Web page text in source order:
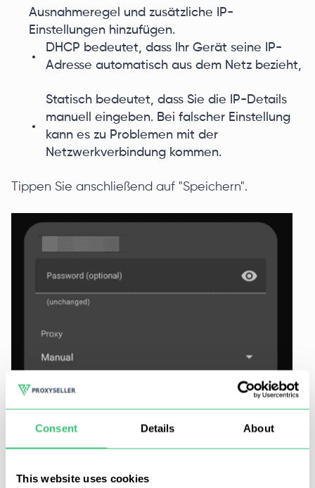
Consent Details About
This website uses cookies
Ausnahmeregel und zusätzliche IP-
Einstellungen hinzufügen.
DHCP bedeutet, dass Ihr Gerät seine IP-
Adresse automatisch aus dem Netz bezieht,
Statisch bedeutet, dass Sie die IP-Details
manuell eingeben. Bei falscher Einstellung
kann es zu Problemen mit der
Netzwerkverbindung kommen.
Tippen Sie anschließend auf "Speichern".